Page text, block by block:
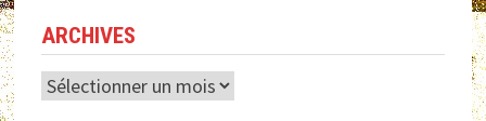
ARCHIVES
Archives